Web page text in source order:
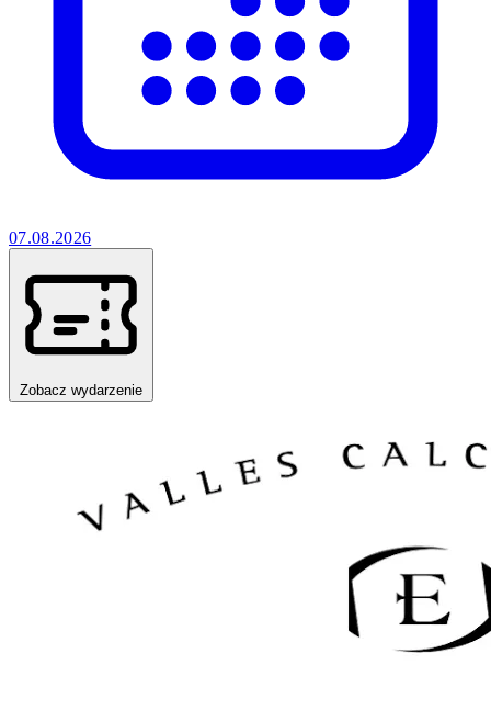
07.08.2026
Zobacz wydarzenie